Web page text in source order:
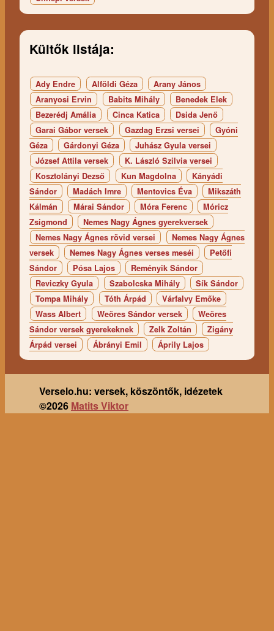
Kültők listája:
Ady Endre Alföldi Géza
Arany János
Aranyosi Ervin
Babits Mihály
Benedek Elek
Bezerédj Amália
Cinca Katica
Dsida Jenő
Garai Gábor versek
Gazdag Erzsi versei
Gyóni
Géza
Gárdonyi Géza
Juhász Gyula versei
József Attila versek
K. László Szilvia versei
Kosztolányi Dezső
Kun Magdolna
Kányádi
Sándor
Madách Imre Mentovics Éva
Mikszáth
Kálmán
Márai Sándor Móra Ferenc
Móricz
Zsigmond
Nemes Nagy Ágnes gyerekversek
Nemes Nagy Ágnes rövid versei
Nemes Nagy Ágnes
versek
Nemes Nagy Ágnes verses meséi
Petőfi
Sándor
Pósa Lajos
Reményik Sándor
Reviczky Gyula
Szabolcska Mihály
Sík Sándor
Tompa Mihály
Tóth Árpád
Várfalvy Emőke
Wass Albert
Weöres Sándor versek
Weöres
Sándor versek gyerekeknek
Zelk Zoltán
Zigány
Árpád versei
Ábrányi Emil Áprily Lajos
Verselo.hu: versek, köszöntők, idézetek
©2026 Matits Viktor